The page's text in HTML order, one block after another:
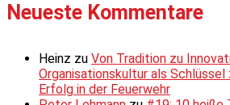
Neueste Kommentare
Heinz zu Von Tradition zu
Organisationskultur als Schlüssel
Erfolg in der Feuerwehr